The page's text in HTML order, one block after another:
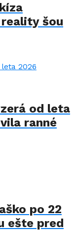
reality šou
od leta
ranné
po 22
ešte pred